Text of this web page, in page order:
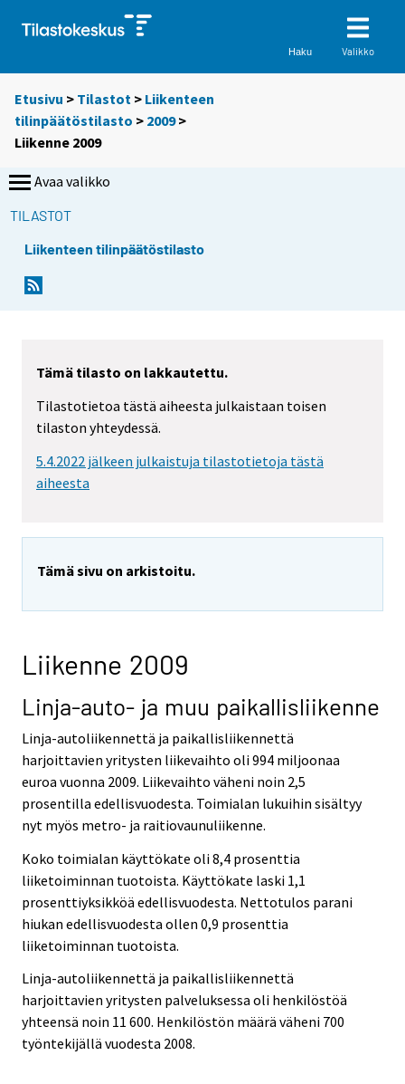
Haku Valikko
Etusivu > Tilastot > Liikenteen
tilinpäätöstilasto > 2009>
Liikenne 2009
Avaa valikko
TILASTOT
Liikenteen tilinpäätöstilasto
Tämä tilasto on lakkautettu.
Tilastotietoa tästä aiheesta julkaistaan toisen
tilaston yhteydessä.
5.4.2022 jälkeen julkaistuja tilastotietoja tästä
aiheesta
Tämä sivu on arkistoitu.
Liikenne 2009
Linja-auto- ja muu paikallisliikenne
Linja-autoliikennettä ja paikallisliikennettä
harjoittavien yritysten liikevaihto oli 994 miljoonaa
euroa vuonna 2009. Liikevaihto väheni noin 2,5
prosentilla edellisvuodesta. Toimialan lukuihin sisältyy
nyt myös metro- ja raitiovaunuliikenne.
Koko toimialan käyttökate oli 8,4 prosenttia
liiketoiminnan tuotoista. Käyttökate laski 1,1
prosenttiyksikköä edellisvuodesta. Nettotulos parani
hiukan edellisvuodesta ollen 0,9 prosenttia
liiketoiminnan tuotoista.
Linja-autoliikennettä ja paikallisliikennettä
harjoittavien yritysten palveluksessa oli henkilöstöä
yhteensä noin 11 600. Henkilöstön määrä väheni 700
työntekijällä vuodesta 2008.